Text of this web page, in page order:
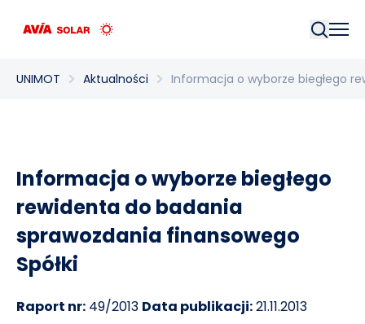
UNIMOT Aktualności Informacja o wyborze biegłego
Informacja o wyborze biegłego
rewidenta do badania
sprawozdania finansowego
Spółki
Raport nr: 49/2013 Data publikacji:21.11.2013